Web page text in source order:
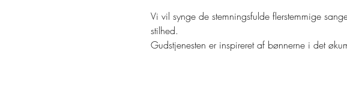
Vi vil synge de stemningsfulde flerstemmige
stilhed.
Gudstjenesten er inspireret af bønnerne i det